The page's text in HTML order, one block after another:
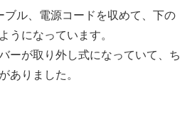
ブル、電源コードを収めて、下の
うになっています。
ーが取り外し式になっていて、ち
ありました。